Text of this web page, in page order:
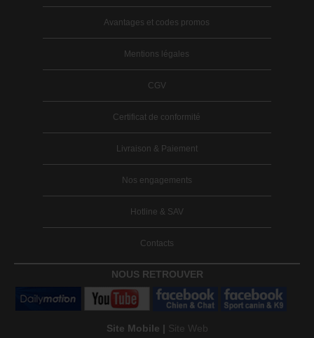
Avantages et codes promos
Mentions légales
CGV
Certificat de conformité
Livraison & Paiement
Nos engagements
Hotline & SAV
Contacts
NOUS RETROUVER
Site Mobile | Site Web